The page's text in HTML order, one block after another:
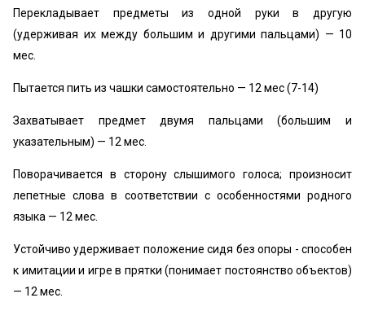
Перекладывает предметы из одной руки в другую
(удерживая их между большим и другими пальцами) — 10
мес.
Пытается пить из чашки самостоятельно — 12 мес (7-14)
Захватывает предмет двумя пальцами (большим и
указательным) — 12 мес.
Поворачивается в сторону слышимого голоса; произносит
лепетные слова в соответствии с особенностями родного
языка — 12 мес.
Устойчиво удерживает положение сидя без опоры - способен
к имитации и игре в прятки (понимает постоянство объектов)
— 12 мес.